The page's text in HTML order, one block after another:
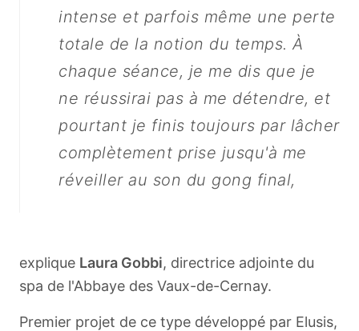
intense et parfois même une perte
totale de la notion du temps. À
chaque séance, je me dis que je
ne réussirai pas à me détendre, et
pourtant je finis toujours par lâcher
complètement prise jusqu'à me
réveiller au son du gong final,
explique Laura Gobbi, directrice adjointe du
spa de l'Abbaye des Vaux-de-Cernay.
Premier projet de ce type développé par Elusis,